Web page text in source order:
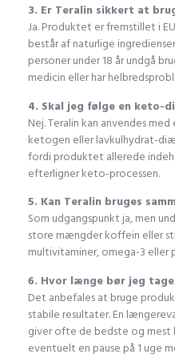
3. Er Teralin sikkert at
Ja. Produktet er fremstillet i
består af naturlige
personer under 18 år undgå
medicin eller har
4. Skal jeg følge en
Nej. Teralin kan anvendes
ketogen eller lavkulhydrat-
fordi produktet allerede
efterligner keto-processen.
5. Kan Teralin bruges
Som udgangspunkt ja, men
store mængder koffein eller
multivitaminer, omega-3
6. Hvor længe bør jeg
Det anbefales at bruge
stabile resultater. En
giver ofte de bedste og mest
eventuelt en pause på 1 uge